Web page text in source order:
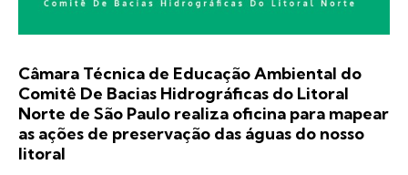
Câmara Técnica de Educação Ambiental do
Comitê De Bacias Hidrográficas do Litoral
Norte de São Paulo realiza oficina para mapear
as ações de preservação das águas do nosso
litoral